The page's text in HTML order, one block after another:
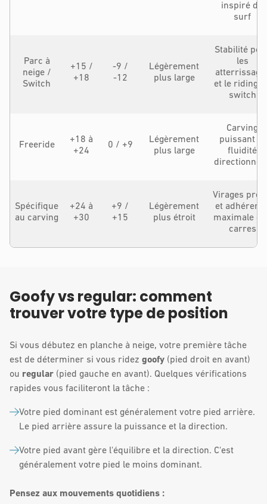
inspiré du
surf
Parc à
neige /
Switch
+15 /
+18
-9 /
-12
Légèrement
plus large
Stabilité
les
et le riding
switch
Freeride
+18 à
+24
0 / +9
Légèrement
plus large
Carving
puissant et
fluidité
Spécifique
au carving
+24 à
+30
+9 /
+15
Légèrement
plus étroit
Virages
et
maximale
carres
Goofy vs regular: comment
trouver votre type de position
Si vous débutez en planche à neige, votre première tâche
est de déterminer si vous ridez goofy (pied droit en avant)
ou regular (pied gauche en avant). Quelques vérifications
rapides vous faciliteront la tâche :
Votre pied dominant est généralement votre pied arrière.
Le pied arrière assure la puissance et la direction.
Votre pied avant gère l'équilibre et la direction. C'est
généralement votre pied le moins dominant.
Pensez aux mouvements quotidiens :